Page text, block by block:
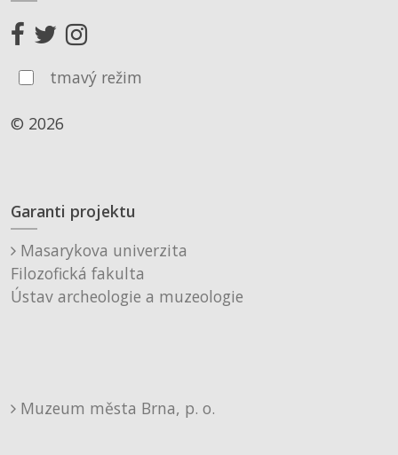
tmavý režim
© 2026
Garanti projektu
Masarykova univerzita
Filozofická fakulta
Ústav archeologie a muzeologie
Muzeum města Brna, p. o.